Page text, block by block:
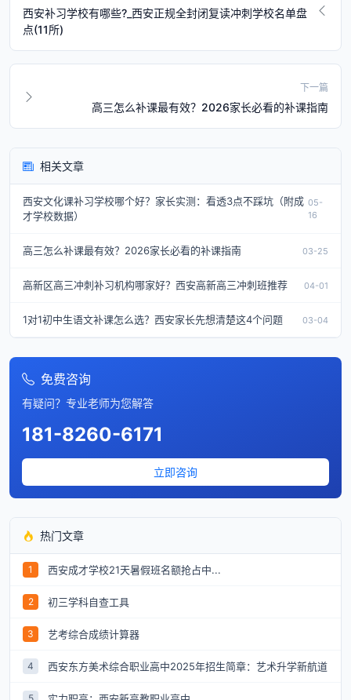
西安补习学校有哪些?_西安正规全封闭复读冲刺学校名单盘
点(11所)
下一篇
高三怎么补课最有效？2026家长必看的补课指南
相关文章
西安文化课补习学校哪个好？家长实测：看透3点不踩坑（附成
才学校数据）
05-
16
高三怎么补课最有效？2026家长必看的补课指南 03-25
高新区高三冲刺补习机构哪家好？西安高新高三冲刺班推荐 04-01
1对1初中生语文补课怎么选？西安家长先想清楚这4个问题 03-04
免费咨询
有疑问？专业老师为您解答
181-8260-6171
立即咨询
热门文章
1 西安成才学校21天暑假班名额抢占中...
2 初三学科自查工具
3 艺考综合成绩计算器
4 西安东方美术综合职业高中2025年招生简章：艺术升学新航道